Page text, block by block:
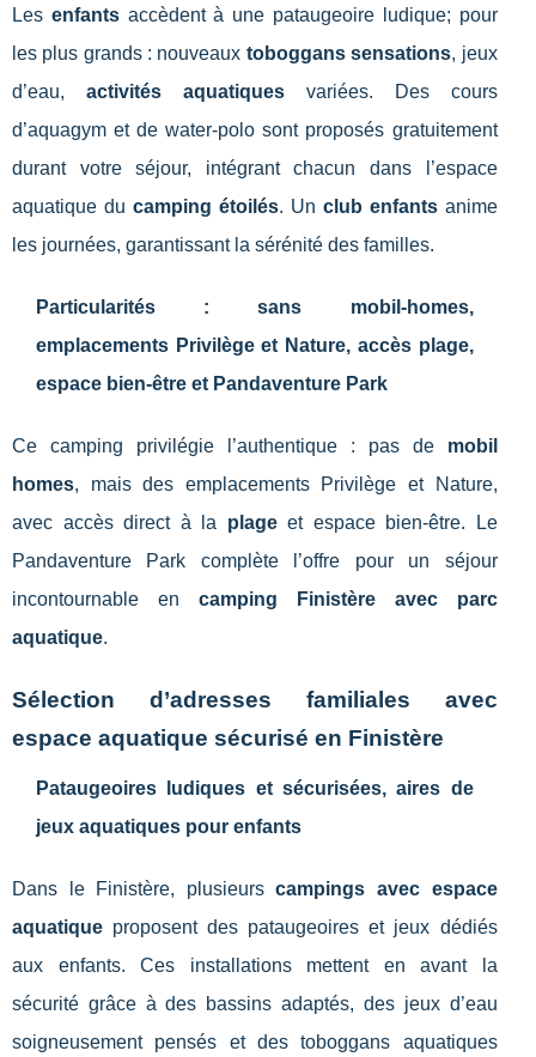
Les enfantsaccèdent à une pataugeoire ludique; pour
les plus grands : nouveaux toboggans sensations, jeux
d’eau, activités aquatiquesvariées. Des cours
d’aquagym et de water-polo sont proposés gratuitement
durant votre séjour, intégrant chacun dans l’espace
aquatique du camping étoilés. Un club enfantsanime
les journées, garantissant la sérénité des familles.
Particularités : sans mobil-homes,
emplacements Privilège et Nature, accès plage,
espace bien-être et Pandaventure Park
Ce camping privilégie l’authentique : pas de mobil
homes, mais des emplacements Privilège et Nature,
avec accès direct à la plageet espace bien-être. Le
Pandaventure Park complète l’offre pour un séjour
incontournable en camping Finistère avec parc
aquatique.
Sélection d’adresses familiales avec
espace aquatique sécurisé en Finistère
Pataugeoires ludiques et sécurisées, aires de
jeux aquatiques pour enfants
Dans le Finistère, plusieurscampings avec espace
aquatique proposent des pataugeoires et jeux dédiés
aux enfants. Ces installations mettent en avant la
sécurité grâce à des bassins adaptés, des jeux d’eau
soigneusement pensés et des toboggans aquatiques